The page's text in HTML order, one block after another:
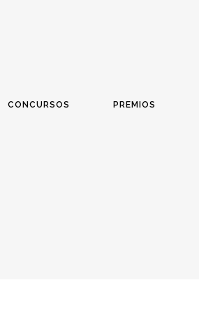
CONCURSOS PREMIOS